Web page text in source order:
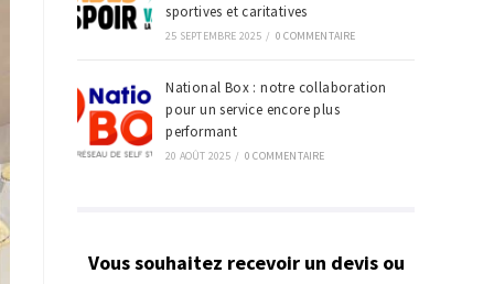
sportives et caritatives
25 SEPTEMBRE 2025 / 0 COMMENTAIRE
National Box : notre collaboration
pour un service encore plus
performant
20 AOÛT 2025 / 0 COMMENTAIRE
Vous souhaitez recevoir un devis ou